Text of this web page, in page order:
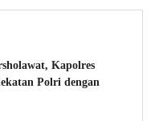
Kapolres
Polri dengan